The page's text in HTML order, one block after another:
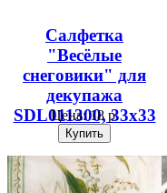
Салфетка
"Весёлые
снеговики" для
декупажа
SDL011300, 33х33
см
Цена:18 р.